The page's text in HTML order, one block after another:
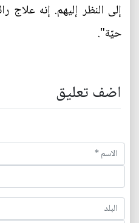
إلى النظر إليهم. إنه علاج
حيّة".
اضف تعليق